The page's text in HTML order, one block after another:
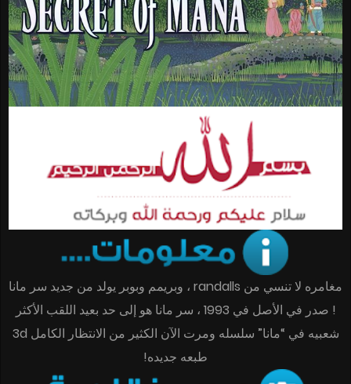
مغامره لا تنسي من randalls ، وبريمم وبوبر يولد من جديد سر مانا
!
صدر في الأصل في 1993 ، سر مانا هو إلى حد بعيد اللقب الأكثر
شعبيه في “مانا” سلسله ومرت الآن الكثير من الانتظار الكامل 3d
طبعه جديده!